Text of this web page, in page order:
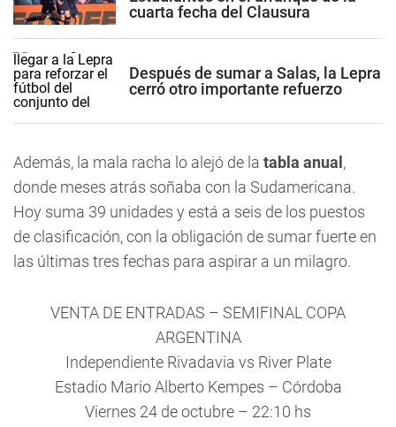
cuarta fecha del Clausura
Después de sumar a Salas, la Lepra
cerró otro importante refuerzo
Además, la mala racha lo alejó de la tabla anual ,
donde meses atrás soñaba con la Sudamericana.
Hoy suma 39 unidades y está a seis de los puestos
de clasificación, con la obligación de sumar fuerte en
las últimas tres fechas para aspirar a un milagro.
VENTA DE ENTRADAS – SEMIFINAL COPA
ARGENTINA
Independiente Rivadavia vs River Plate
Estadio Mario Alberto Kempes – Córdoba
Viernes 24 de octubre – 22:10 hs